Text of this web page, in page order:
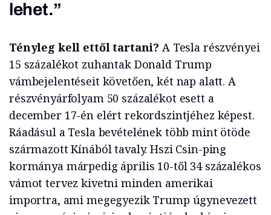
lehet.”
Tényleg kell ettől tartani? A Tesla részvényei
15 százalékot zuhantak Donald Trump
vámbejelentéseit követően, két nap alatt. A
részvényárfolyam 50 százalékot esett a
december 17-én elért rekordszintjéhez képest.
Ráadásul a Tesla bevételének több mint ötöde
származott Kínából tavaly. Hszi Csin-ping
kormánya márpedig április 10-től 34 százalékos
vámot tervez kivetni minden amerikai
importra, ami megegyezik Trump úgynevezett